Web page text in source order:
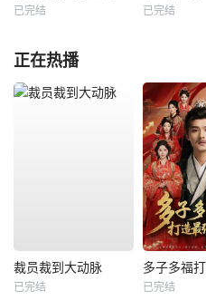
已完结 已完结
正在热播
裁员裁到大动脉
已完结 已完结